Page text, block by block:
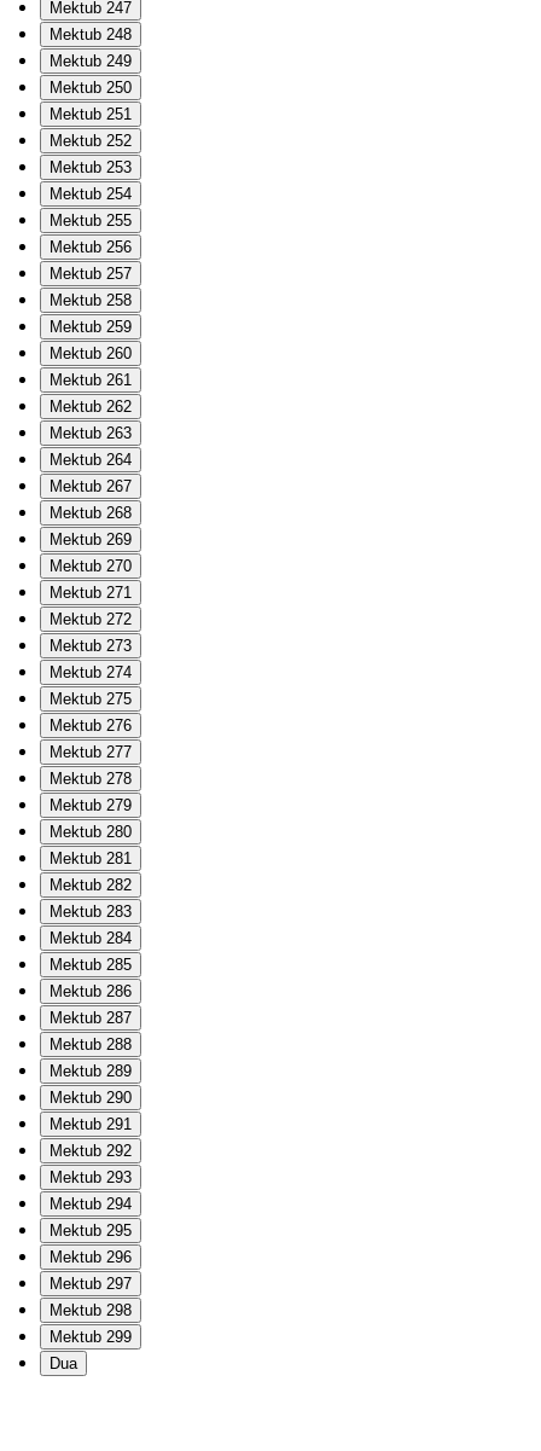
Mektub 247
Mektub 248
Mektub 249
Mektub 250
Mektub 251
Mektub 252
Mektub 253
Mektub 254
Mektub 255
Mektub 256
Mektub 257
Mektub 258
Mektub 259
Mektub 260
Mektub 261
Mektub 262
Mektub 263
Mektub 264
Mektub 267
Mektub 268
Mektub 269
Mektub 270
Mektub 271
Mektub 272
Mektub 273
Mektub 274
Mektub 275
Mektub 276
Mektub 277
Mektub 278
Mektub 279
Mektub 280
Mektub 281
Mektub 282
Mektub 283
Mektub 284
Mektub 285
Mektub 286
Mektub 287
Mektub 288
Mektub 289
Mektub 290
Mektub 291
Mektub 292
Mektub 293
Mektub 294
Mektub 295
Mektub 296
Mektub 297
Mektub 298
Mektub 299
Dua